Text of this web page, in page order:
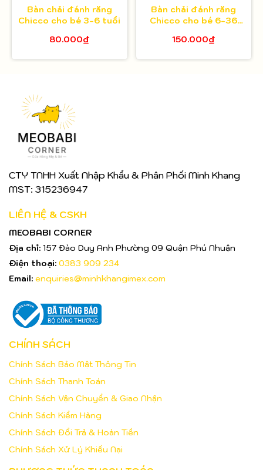
Bàn chải đánh răng
Chicco cho bé 3-6 tuổi
80.000₫
Bàn chải đánh răng
Chicco cho bé 6-36
150.000₫
CTY TNHH Xuất Nhập Khẩu & Phân Phối Minh Khang
MST: 315236947
LIÊN HỆ & CSKH
MEOBABI CORNER
Địa chỉ: 157 Đào Duy Anh Phường 09 Quận Phú Nhuận
Điện thoại: 0383 909 234
Email: enquiries@minhkhangimex.com
CHÍNH SÁCH
Chính Sách Bảo Mật Thông Tin
Chính Sách Thanh Toán
Chính Sách Vận Chuyển & Giao Nhận
Chính Sách Kiểm Hàng
Chính Sách Đổi Trả & Hoàn Tiền
Chính Sách Xử Lý Khiếu Nại